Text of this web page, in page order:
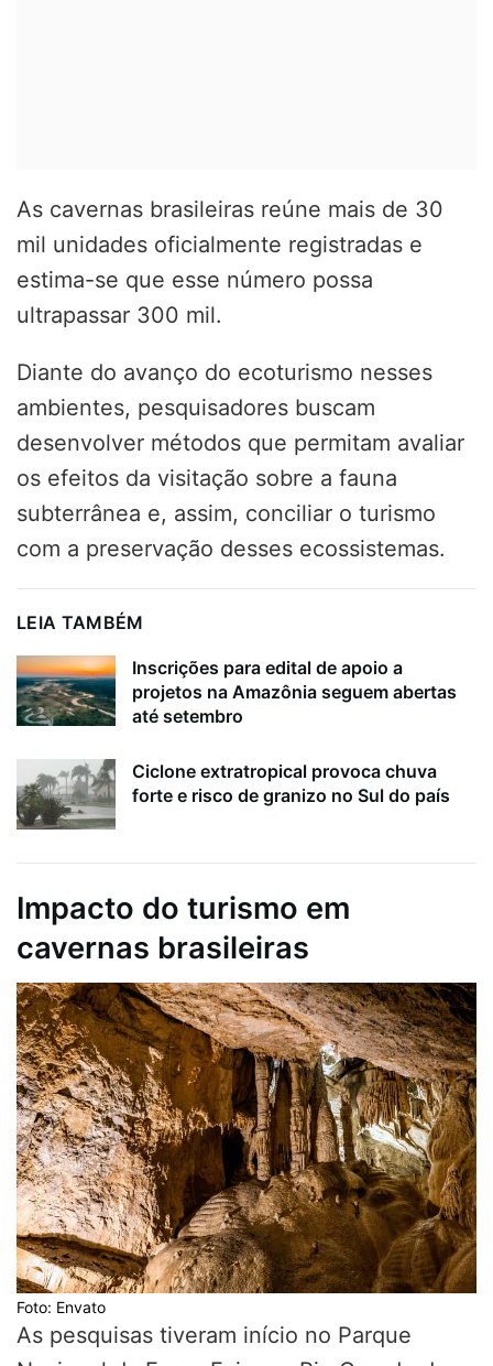
As cavernas brasileiras reúne mais de 30
mil unidades oficialmente registradas e
estima-se que esse número possa
ultrapassar 300 mil.
Diante do avanço do ecoturismo nesses
ambientes, pesquisadores buscam
desenvolver métodos que permitam avaliar
os efeitos da visitação sobre a fauna
subterrânea e, assim, conciliar o turismo
com a preservação desses ecossistemas.
LEIA TAMBÉM
Inscrições para edital de apoio a
projetos na Amazônia seguem abertas
até setembro
Ciclone extratropical provoca chuva
forte e risco de granizo no Sul do país
Impacto do turismo em
cavernas brasileiras
Foto: Envato
As pesquisas tiveram início no Parque